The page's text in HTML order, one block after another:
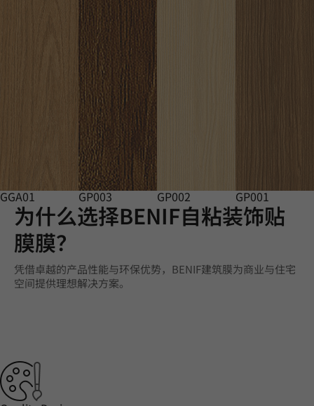
GGA01 GP003 GP002 GP001
为什么选择BENIF自粘装饰贴
膜膜？
凭借卓越的产品性能与环保优势，BENIF建筑膜为商业与住宅
空间提供理想解决方案。